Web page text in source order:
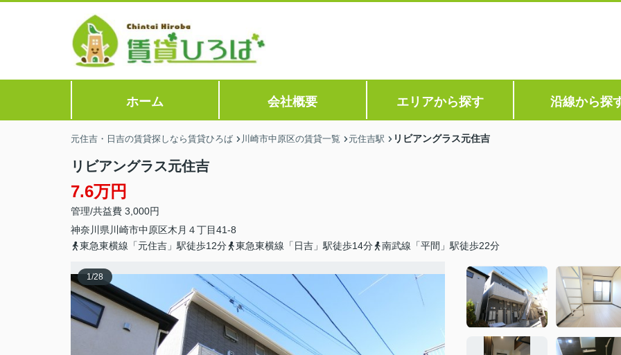
ホーム 会社概要 エリアから探す 沿線から探
元住吉・日吉の賃貸探しなら賃貸ひろば 川崎市中原区の賃貸一覧 元住吉駅 リビアングラス元住吉
リビアングラス元住吉
7.6万円
管理/共益費 3,000円
神奈川県 川崎市中原区木月 ４丁目41-8
東急東横線「元住吉」駅徒歩12分
東急東横線「日吉」駅徒歩14分 南武線「平間」駅徒歩22分
1/28